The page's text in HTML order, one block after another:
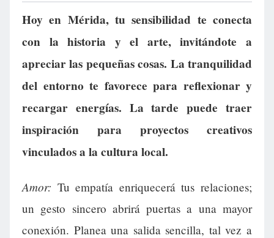
Hoy en Mérida, tu sensibilidad te conecta
con la historia y el arte, invitándote a
apreciar las pequeñas cosas. La tranquilidad
del entorno te favorece para reflexionar y
recargar energías. La tarde puede traer
inspiración para proyectos creativos
vinculados a la cultura local.
Amor: Tu empatía enriquecerá tus relaciones;
un gesto sincero abrirá puertas a una mayor
conexión. Planea una salida sencilla, tal vez a